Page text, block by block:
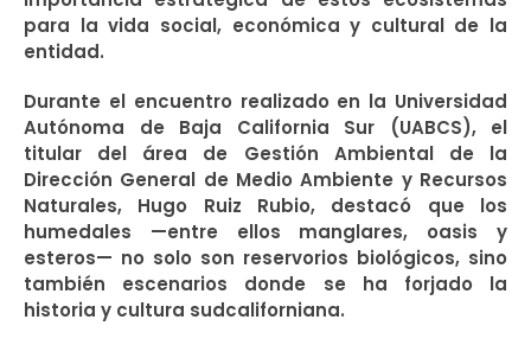
para la vida social, económica y cultural de la
entidad.
Durante el encuentro realizado en la Universidad
Autónoma de Baja California Sur (UABCS), el
titular del área de Gestión Ambiental de la
Dirección General de Medio Ambiente y Recursos
Naturales, Hugo Ruiz Rubio, destacó que los
humedales —entre ellos manglares, oasis y
esteros— no solo son reservorios biológicos, sino
también escenarios donde se ha forjado la
historia y cultura sudcaliforniana.